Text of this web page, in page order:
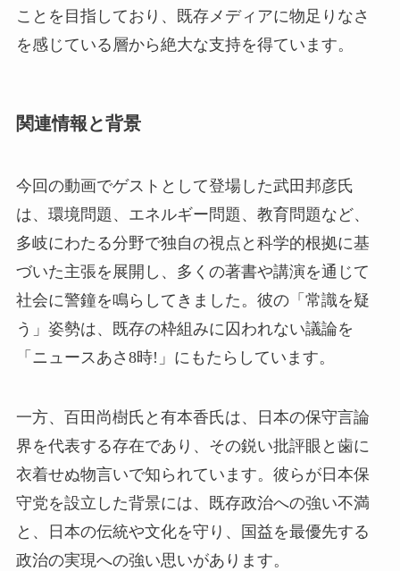
ことを目指しており、既存メディアに物足りなさ
を感じている層から絶大な支持を得ています。
関連情報と背景
今回の動画でゲストとして登場した武田邦彦氏
は、環境問題、エネルギー問題、教育問題など、
多岐にわたる分野で独自の視点と科学的根拠に基
づいた主張を展開し、多くの著書や講演を通じて
社会に警鐘を鳴らしてきました。彼の「常識を疑
う」姿勢は、既存の枠組みに囚われない議論を
「ニュースあさ8時!」にもたらしています。
一方、百田尚樹氏と有本香氏は、日本の保守言論
界を代表する存在であり、その鋭い批評眼と歯に
衣着せぬ物言いで知られています。彼らが日本保
守党を設立した背景には、既存政治への強い不満
と、日本の伝統や文化を守り、国益を最優先する
政治の実現への強い思いがあります。